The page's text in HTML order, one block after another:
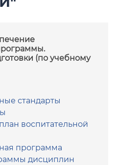
(по учебному
стандарты
воспитательной
программа
дисциплин